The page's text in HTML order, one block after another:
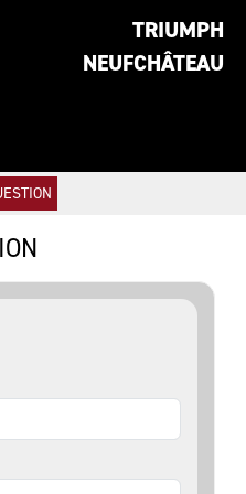
TRIUMPH
NEUFCHÂTEAU